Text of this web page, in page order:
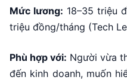
Mức lương: 18–35 triệu
triệu đồng/tháng (Tech
Phù hợp với: Người vừa
đến kinh doanh, muốn